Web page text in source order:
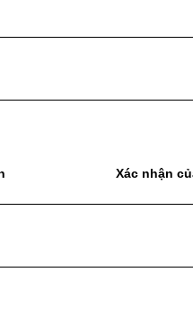
Xác nhận